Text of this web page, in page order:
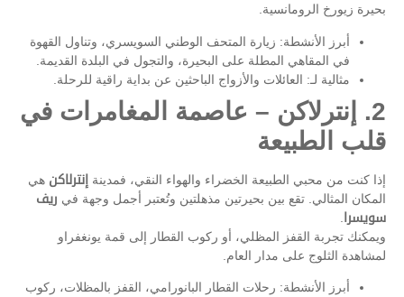
بحيرة زيورخ الرومانسية.
أبرز الأنشطة: زيارة المتحف الوطني السويسري، وتناول القهوة
في المقاهي المطلة على البحيرة، والتجول في البلدة القديمة.
مثالية لـ: العائلات والأزواج الباحثين عن بداية راقية للرحلة.
2. إنترلاكن – عاصمة المغامرات في
قلب الطبيعة
إذا كنت من محبي الطبيعة الخضراء والهواء النقي، فمدينة إنترلاكن هي
المكان المثالي. تقع بين بحيرتين مذهلتين وتُعتبر أجمل وجهة في ريف
سويسرا
ويمكنك تجربة القفز المظلي، أو ركوب القطار إلى قمة يونغفراو
لمشاهدة الثلوج على مدار العام.
أبرز الأنشطة: رحلات القطار البانورامي، القفز بالمظلات، ركوب